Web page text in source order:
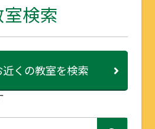
検索
近くの教室を検索